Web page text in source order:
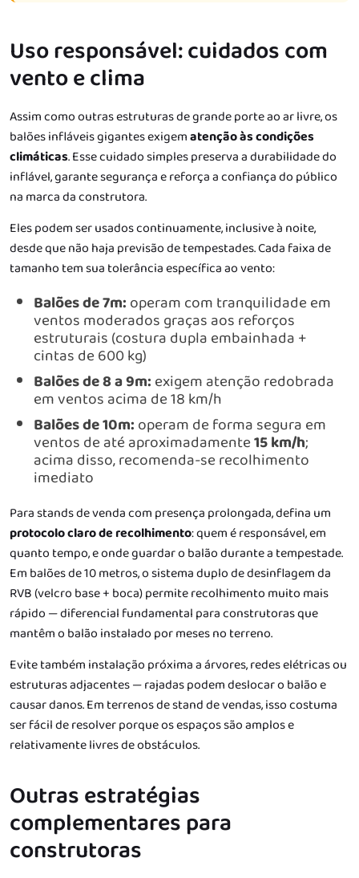
Uso responsável: cuidados com
vento e clima
Assim como outras estruturas de grande porte ao ar livre, os
balões infláveis gigantes exigematenção às condições
climáticas. Esse cuidado simples preserva a durabilidade do
inflável, garante segurança e reforça a confiança do público
na marca da construtora.
Eles podem ser usados continuamente, inclusive à noite,
desde que não haja previsão de tempestades. Cada faixa de
tamanho tem sua tolerância específica ao vento:
Balões de 7m:operam com tranquilidade em
ventos moderados graças aos reforços
estruturais (costura dupla embainhada +
cintas de 600 kg)
Balões de 8 a 9m:exigem atenção redobrada
em ventos acima de 18 km/h
Balões de 10m:operam de forma segura em
ventos de até aproximadamente15 km/h;
acima disso, recomenda-se recolhimento
imediato
Para stands de venda com presença prolongada, defina um
protocolo claro de recolhimento: quem é responsável, em
quanto tempo, e onde guardar o balão durante a tempestade.
Em balões de 10 metros, o sistema duplo de desinflagem da
RVB (velcro base + boca) permite recolhimento muito mais
rápido — diferencial fundamental para construtoras que
mantêm o balão instalado por meses no terreno.
Evite também instalação próxima a árvores, redes elétricas ou
estruturas adjacentes — rajadas podem deslocar o balão e
causar danos. Em terrenos de stand de vendas, isso costuma
ser fácil de resolver porque os espaços são amplos e
relativamente livres de obstáculos.
Outras estratégias
complementares para
construtoras